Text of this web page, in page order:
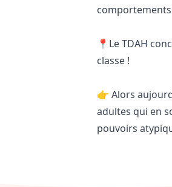
📍Le TDAH
classe !
👉 Alors
adultes qui en
pouvoirs